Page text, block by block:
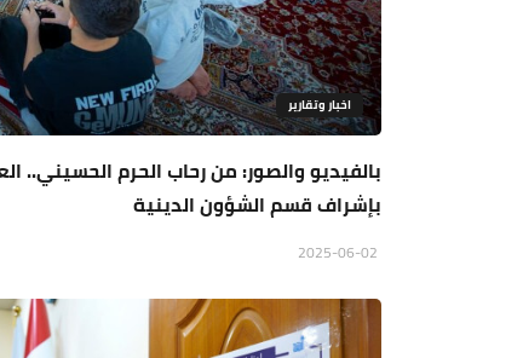
اخبار وتقارير
بالفيديو والصور: من رحاب الحرم الحسيني..
بإشراف قسم الشؤون الدينية